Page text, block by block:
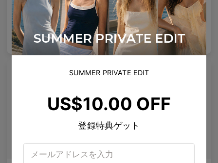
プレミアムチタニウム プレミアムチタニウム
4
Colours available
US$ 120.00 バッグに入れる
8 Colours available
US$100.00 バッグに入れる
SUMMER PRIVATE EDIT
US$10.00 OFF
登録特典ゲット